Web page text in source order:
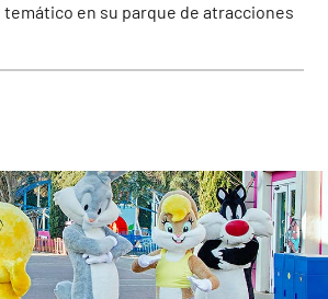
en su parque de atracciones